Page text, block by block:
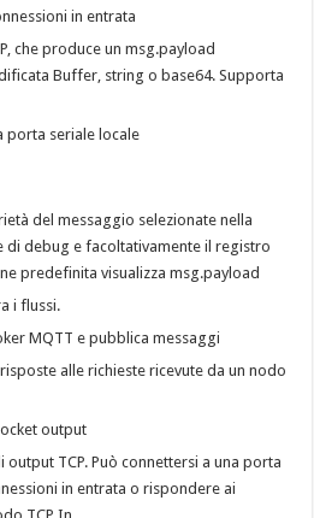
in entrata
che produce un msg.payload
Buffer, string o base64. Supporta
porta seriale locale
del messaggio selezionate nella
di debug e facoltativamente il registro
predefinita visualizza msg.payload
i flussi.
MQTT e pubblica messaggi
alle richieste ricevute da un nodo
output
output TCP. Può connettersi a una porta
in entrata o rispondere ai